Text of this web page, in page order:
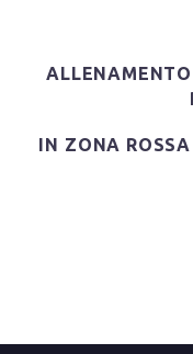
IN ZONA